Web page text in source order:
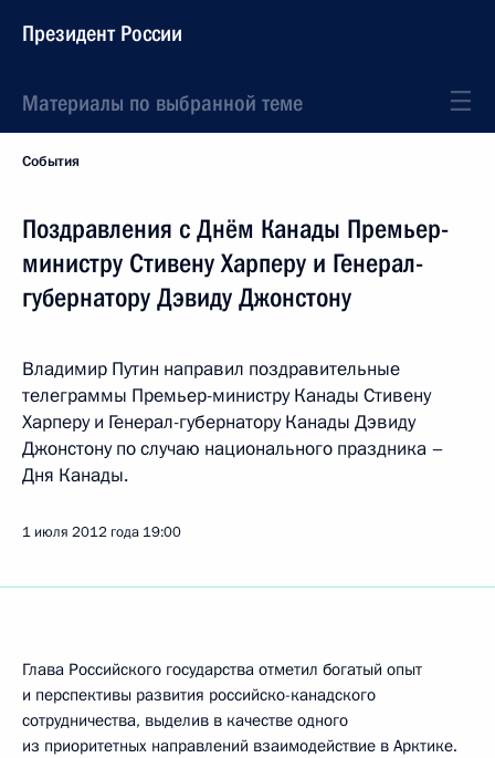
Президент России
Материалы по выбранной теме
События
Поздравления с Днём Канады Премьер-
министру Стивену Харперу и Генерал-
губернатору Дэвиду Джонстону
Владимир Путин направил поздравительные
телеграммы Премьер-министру Канады Стивену
Харперу и Генерал-губернатору Канады Дэвиду
Джонстону по случаю национального праздника –
Дня Канады.
1 июля 2012 года 19:00
Глава Российского государства отметил богатый опыт
и перспективы развития российско-канадского
сотрудничества, выделив в качестве одного
из приоритетных направлений взаимодействие в Арктике.